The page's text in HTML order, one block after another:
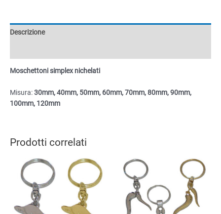
Descrizione
Moschettoni simplex nichelati
Misura:30mm, 40mm, 50mm, 60mm, 70mm, 80mm, 90mm,
100mm, 120mm
Prodotti correlati